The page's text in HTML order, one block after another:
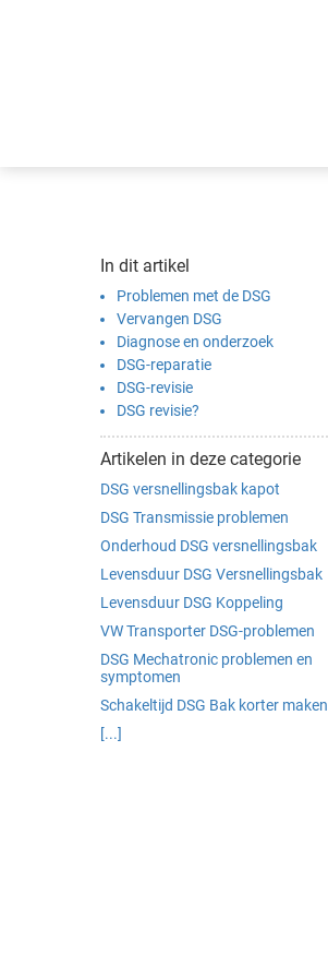
In dit artikel
Problemen met de DSG
Vervangen DSG
Diagnose en onderzoek
DSG-reparatie
DSG-revisie
DSG revisie?
Artikelen in deze categorie
DSG versnellingsbak kapot
DSG Transmissie problemen
Onderhoud DSG versnellingsbak
Levensduur DSG Versnellingsbak
Levensduur DSG Koppeling
VW Transporter DSG-problemen
DSG Mechatronic problemen en
symptomen
Schakeltijd DSG Bak korter maken
[...]